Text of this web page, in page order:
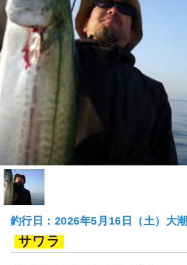
釣行日：2026年5月16日（土）大潮
サワラ